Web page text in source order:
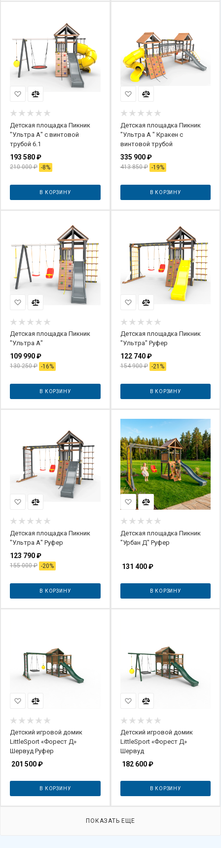
Детская площадка Пикник
"Ультра А" с винтовой
трубой 6.1
193 580₽
210 000₽ -8%
В КОРЗИНУ
Детская площадка Пикник
"Ультра А " Кракен с
винтовой трубой
335 900₽
413 850₽ -19%
В КОРЗИНУ
Детская площадка Пикник
"Ультра А"
109 990₽
130 250₽ -16%
В КОРЗИНУ
Детская площадка Пикник
"Ультра" Руфер
122 740₽
154 900₽ -21 %
В КОРЗИНУ
Детская площадка Пикник
"Ультра А" Руфер
123 790₽
155 000₽ -20%
В КОРЗИНУ
Детская площадка Пикник
"Урбан Д" Руфер
131 400₽
В КОРЗИНУ
Детский игровой домик
LittleSport «Форест Д»
Шервуд Руфер
201 500₽
В КОРЗИНУ
Детский игровой домик
LittleSport «Форест Д»
Шервуд
182 600₽
В КОРЗИНУ
ПОКАЗАТЬ ЕЩЕ